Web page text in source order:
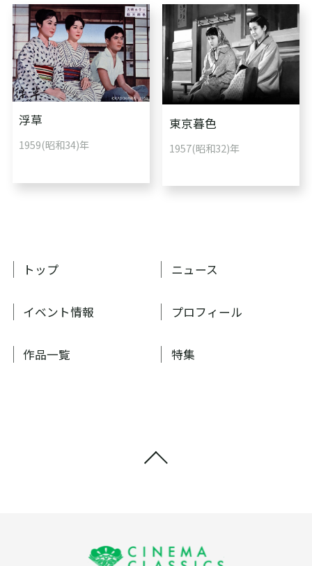
浮草
1959(昭和34)年
東京暮色
1957(昭和32)年
トップ ニュース
イベント情報 プロフィール
作品一覧 特集